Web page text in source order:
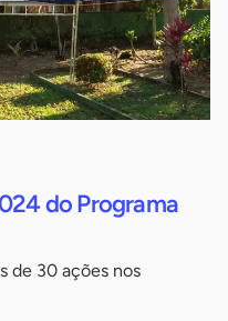
do Programa
de 30 ações nos